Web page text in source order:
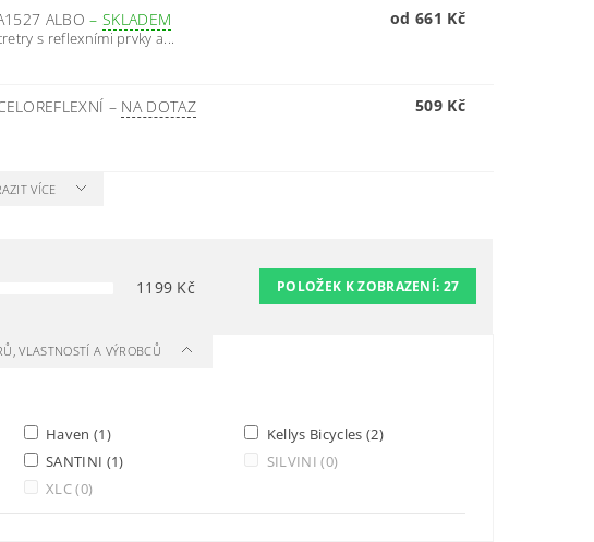
ALBO– SKLADEM
s reflexními prvky a...
od 661 Kč
– NA DOTAZ 509 Kč
VÍCE
1199 Kč POLOŽEK K ZOBRAZENÍ: 27
VLASTNOSTÍ A VÝROBCŮ
Haven(1) Kellys Bicycles (2)
SANTINI (1) SILVINI(0)
XLC(0)